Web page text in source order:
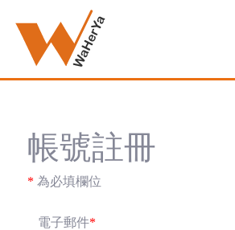
帳號註冊
* 為必填欄位
電子郵件*